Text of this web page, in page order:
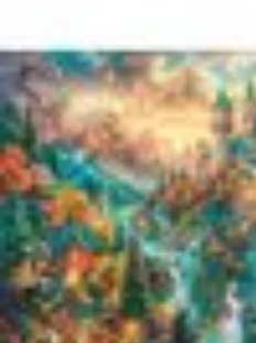
LégendesActualitésDesign
Legends F1